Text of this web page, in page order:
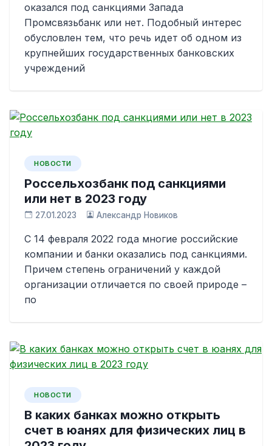
оказался под санкциями Запада
Промсвязьбанк или нет. Подобный интерес
обусловлен тем, что речь идет об одном из
крупнейших государственных банковских
учреждений
НОВОСТИ
Россельхозбанк под санкциями
или нет в 2023 году
27.01.2023 Александр Новиков
С 14 февраля 2022 года многие российские
компании и банки оказались под санкциями.
Причем степень ограничений у каждой
организации отличается по своей природе –
по
НОВОСТИ
В каких банках можно открыть
счет в юанях для физических лиц в